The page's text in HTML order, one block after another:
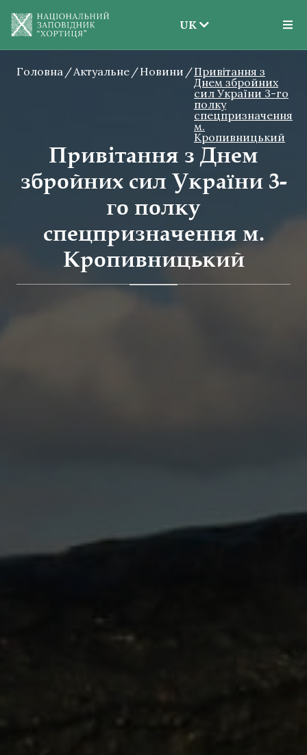
UK
EN
UK
Головна Актуальне Новини
Привітання з
Днем збройних
сил України 3-го
полку
спецпризначення
м.
Кропивницький
Привітання з Днем
збройних сил України 3-
го полку
спецпризначення м.
Кропивницький